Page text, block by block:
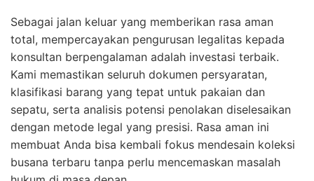
Sebagai jalan keluar yang memberikan rasa aman
total, mempercayakan pengurusan legalitas kepada
konsultan berpengalaman adalah investasi terbaik.
Kami memastikan seluruh dokumen persyaratan,
klasifikasi barang yang tepat untuk pakaian dan
sepatu, serta analisis potensi penolakan diselesaikan
dengan metode legal yang presisi. Rasa aman ini
membuat Anda bisa kembali fokus mendesain koleksi
busana terbaru tanpa perlu mencemaskan masalah